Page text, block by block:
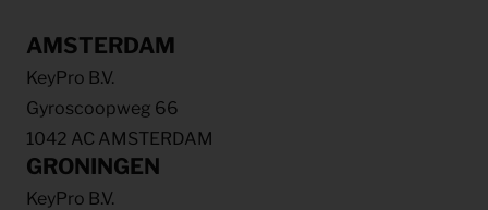
AMSTERDAM
KeyPro B.V.
Gyroscoopweg 66
1042 AC AMSTERDAM
GRONINGEN
KeyPro B.V.